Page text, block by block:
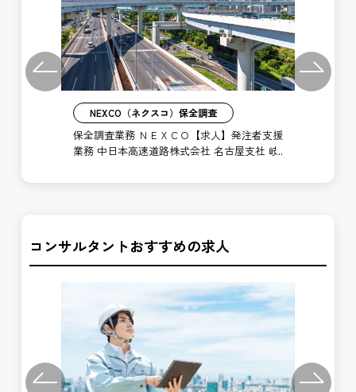
Previous
NEXCO（ネクスコ）保全調査
保全調査業務 ＮＥＸＣＯ【求人】発注者支援
業務 中日本高速道路株式会社 名古屋支社 岐
Next
コンサルタントおすすめの求人
Previous Next